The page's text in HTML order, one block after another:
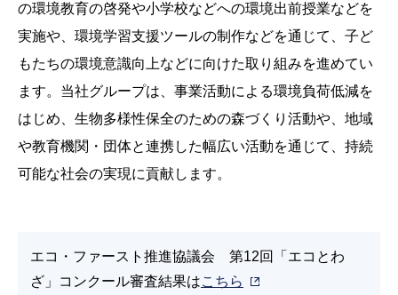
の環境教育の啓発や小学校などへの環境出前授業などを
実施や、環境学習支援ツールの制作などを通じて、子ど
もたちの環境意識向上などに向けた取り組みを進めてい
ます。当社グループは、事業活動による環境負荷低減を
はじめ、生物多様性保全のための森づくり活動や、地域
や教育機関・団体と連携した幅広い活動を通じて、持続
可能な社会の実現に貢献します。
エコ・ファースト推進協議会 第12回「エコとわ
ざ」コンクール審査結果はこちら